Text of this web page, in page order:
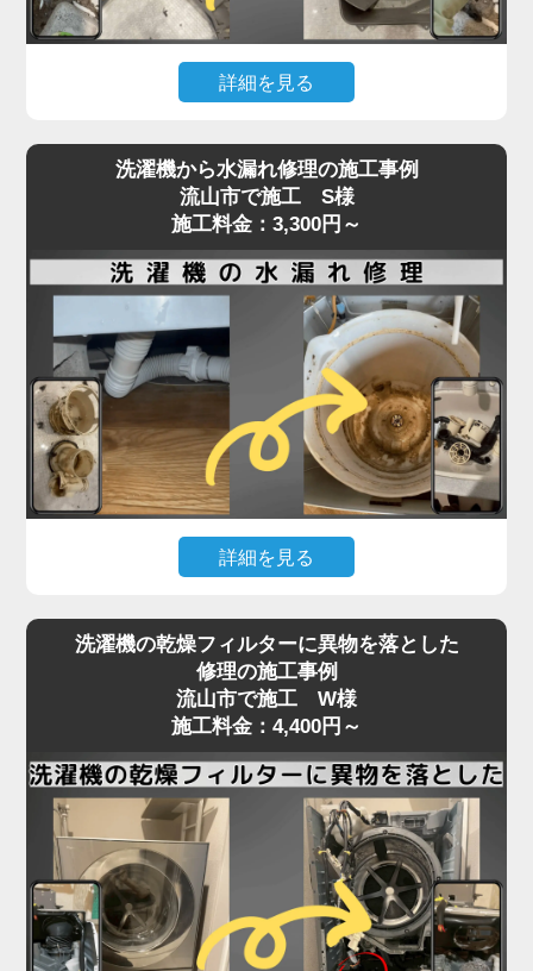
を含めた点検を行い、必要に応じて交換・調整を実
特に縦型・ドラム式で構造が異なるため、経験豊富
音や回転不良は初期段階での対応が肝心。
放置すればさらなる部品破損にもつながるため、気
になる症状があればお早めにご相談ください。
詳細を見る
った症状は、内部や排水口の詰まりが原因で発生す
ることがよくあります。
特に多いのが、洗濯槽の奥にある「脱水受けカバ
ー」に汚れが蓄積し、排水の流れを妨げているケー
スです。
このカバーにはホコリや髪の毛、洗剤カスが溜まり
やすく、目詰まりすると排水エラーや脱水不良を引
き起こします。
また、排水ホースやトラップ内にも異物が詰まって
いることが多く、こうしたトラブルは分解しないと
確認・清掃ができません。
「家電の達人」では、洗濯機の脱水受けカバーや排
水口周辺の分解清掃を行い、排水経路をスムーズに
詰まりがひどい場合は、床下の排水管の点検・洗浄
にも対応可能。市販洗剤では解決できない深部の汚
れも、プロの技術でしっかり取り除きます。
排水の流れが悪い、エラーが頻発するなどの症状が
あれば、お早めにご相談ください。
洗濯機から水漏れ修理の施工事例
流山市で施工 S様
施工料金：3,300円～
詳細を見る
どの「水漏れ」は、放置すると床材の腐食や階下へ
の漏水被害にもつながる深刻なトラブルです。
原因はさまざまで、排水ホースの破損や接続不良、
洗濯槽内部のひび割れやゴムパッキンの劣化、さら
には排水弁や給水バルブの不具合など、目視では特
定しづらいケースが多くあります。
特に、ホースや継ぎ目部分の劣化は経年劣化による
もので、設置から5〜10年が経過した機種ではよく
見られる症状です。
洗濯機の乾燥フィルターに異物を落とした
修理の施工事例
流山市で施工 W様
施工料金：4,400円～